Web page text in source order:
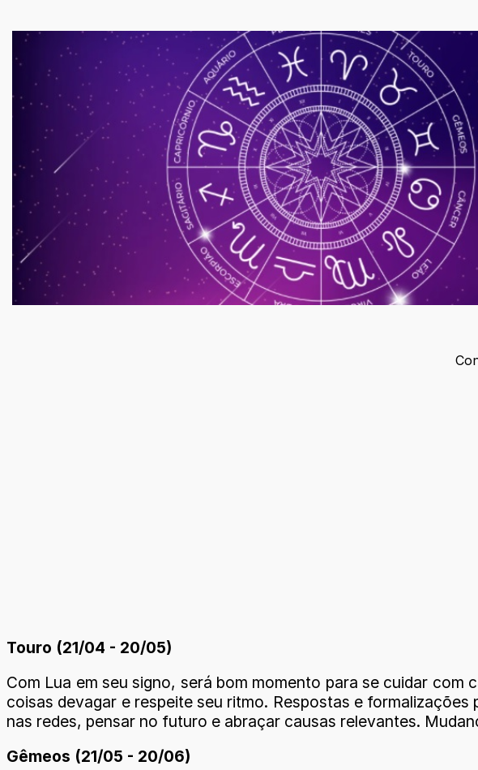
Touro (21/04 - 20/05)
Com Lua em seu signo, será bom momento para se cuidar
coisas devagar e respeite seu ritmo. Respostas e
nas redes, pensar no futuro e abraçar causas relevantes.
Gêmeos (21/05 - 20/06)